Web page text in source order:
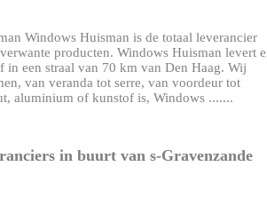
Windows Huisman is de totaal leverancier
producten. Windows Huisman levert
in een straal van 70 km van Den Haag. Wij
van veranda tot serre, van voordeur tot
aluminium of kunstof is, Windows .......
in buurt van s-Gravenzande